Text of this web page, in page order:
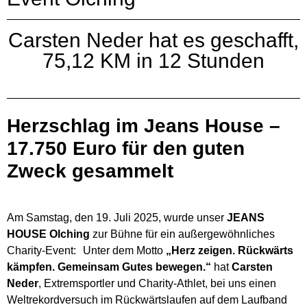
Carsten Neder hat es geschafft,
75,12 KM in 12 Stunden
Herzschlag im Jeans House –
17.750 Euro für den guten
Zweck gesammelt
Am Samstag, den 19. Juli 2025, wurde unser JEANS
HOUSE Olching zur Bühne für ein außergewöhnliches
Charity-Event: Unter dem Motto „Herz zeigen. Rückwärts
kämpfen. Gemeinsam Gutes bewegen.“ hatCarsten
Neder, Extremsportler und Charity-Athlet, bei uns einen
Weltrekordversuch im Rückwärtslaufen auf dem Laufband